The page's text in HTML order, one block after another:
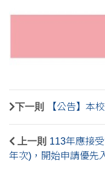
下一則 【公告】本
上一則 113年應接
年次)，開始申請優先